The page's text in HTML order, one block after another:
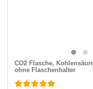
CO2 Flasche,
ohne Flaschenhalter